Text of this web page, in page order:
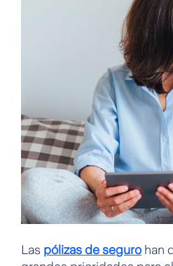
Las pólizas de segurohan